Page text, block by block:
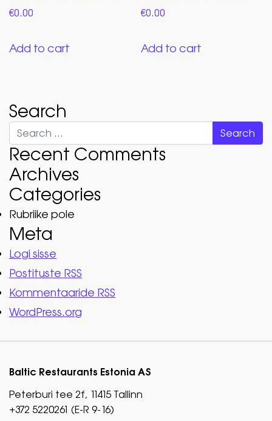
€0.00
Add to cart
€0.00
Add to cart
Search
Search
Recent Comments
Archives
Categories
Rubriike pole
Meta
Logi sisse
Postituste RSS
Kommentaaride RSS
WordPress.org
Baltic Restaurants Estonia AS
Peterburi tee 2f, 11415 Tallinn
+372 5220261 (E-R 9-16)